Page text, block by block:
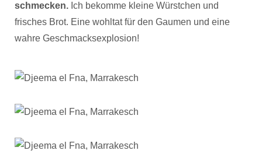
schmecken. Ich bekomme kleine Würstchen und
frisches Brot. Eine wohltat für den Gaumen und eine
wahre Geschmacksexplosion!